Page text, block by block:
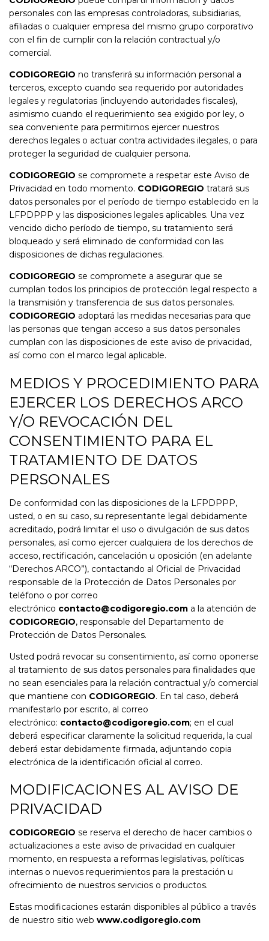
personales con las empresas controladoras, subsidiarias,
afiliadas o cualquier empresa del mismo grupo corporativo
con el fin de cumplir con la relación contractual y/o
comercial.
CODIGOREGIO no transferirá su información personal a
terceros, excepto cuando sea requerido por autoridades
legales y regulatorias (incluyendo autoridades fiscales),
asimismo cuando el requerimiento sea exigido por ley, o
sea conveniente para permitirnos ejercer nuestros
derechos legales o actuar contra actividades ilegales, o para
proteger la seguridad de cualquier persona.
CODIGOREGIO se compromete a respetar este Aviso de
Privacidad en todo momento. CODIGOREGIO tratará sus
datos personales por el período de tiempo establecido en la
LFPDPPP y las disposiciones legales aplicables. Una vez
vencido dicho período de tiempo, su tratamiento será
bloqueado y será eliminado de conformidad con las
disposiciones de dichas regulaciones.
CODIGOREGIO se compromete a asegurar que se
cumplan todos los principios de protección legal respecto a
la transmisión y transferencia de sus datos personales.
CODIGOREGIO adoptará las medidas necesarias para que
las personas que tengan acceso a sus datos personales
cumplan con las disposiciones de este aviso de privacidad,
así como con el marco legal aplicable.
MEDIOS Y PROCEDIMIENTO PARA
EJERCER LOS DERECHOS ARCO
Y/O REVOCACIÓN DEL
CONSENTIMIENTO PARA EL
TRATAMIENTO DE DATOS
PERSONALES
De conformidad con las disposiciones de la LFPDPPP,
usted, o en su caso, su representante legal debidamente
acreditado, podrá limitar el uso o divulgación de sus datos
personales, así como ejercer cualquiera de los derechos de
acceso, rectificación, cancelación u oposición (en adelante
“Derechos ARCO”), contactando al Oficial de Privacidad
responsable de la Protección de Datos Personales por
teléfono o por correo
electrónico contacto@codigoregio.com a la atención de
CODIGOREGIO, responsable del Departamento de
Protección de Datos Personales.
Usted podrá revocar su consentimiento, así como oponerse
al tratamiento de sus datos personales para finalidades que
no sean esenciales para la relación contractual y/o comercial
que mantiene con CODIGOREGIO. En tal caso, deberá
manifestarlo por escrito, al correo
electrónico: contacto@codigoregio.com; en el cual
deberá especificar claramente la solicitud requerida, la cual
deberá estar debidamente firmada, adjuntando copia
electrónica de la identificación oficial al correo.
MODIFICACIONES AL AVISO DE
PRIVACIDAD
CODIGOREGIO se reserva el derecho de hacer cambios o
actualizaciones a este aviso de privacidad en cualquier
momento, en respuesta a reformas legislativas, políticas
internas o nuevos requerimientos para la prestación u
ofrecimiento de nuestros servicios o productos.
Estas modificaciones estarán disponibles al público a través
de nuestro sitio web www.codigoregio.com